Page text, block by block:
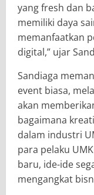
yang fresh dan
memiliki daya
memanfaatkan
digital,” ujar
Sandiaga
event biasa,
akan
bagaimana
dalam industri
para pelaku
baru, ide-ide
mengangkat